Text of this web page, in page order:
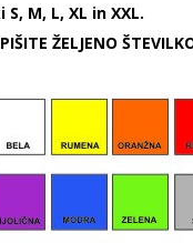
M, L, XL in XXL.
ŽELJENO